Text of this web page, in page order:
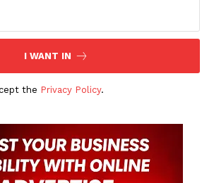
I WANT IN
the Privacy Policy.